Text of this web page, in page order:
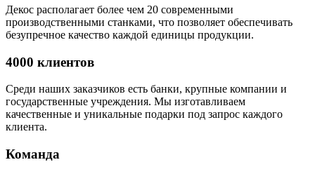
Декос располагает более чем 20 современными
производственными станками, что позволяет обеспечивать
безупречное качество каждой единицы продукции.
4000 клиентов
Среди наших заказчиков есть банки, крупные компании и
государственные учреждения. Мы изготавливаем
качественные и уникальные подарки под запрос каждого
клиента.
Команда